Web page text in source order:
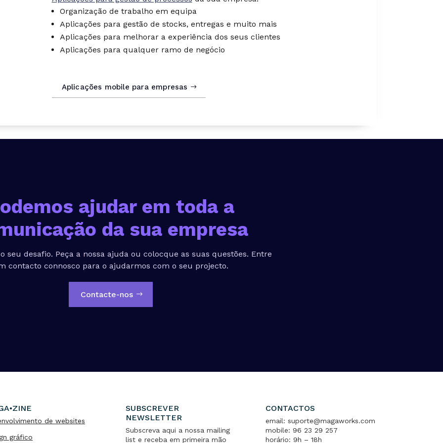
Organização de trabalho em equipa
Aplicações para gestão de stocks, entregas e muito mais
Aplicações para melhorar a experiência dos seus clientes
Aplicações para qualquer ramo de negócio
Aplicações mobile para empresas
ajudar em toda a
da sua empresa
seu desafio. Peça a nossa ajuda ou colocque as suas questões. Entre
contacto connosco para o ajudarmos com o seu projecto.
Contacte-nos
de websites
gráfico
SUBSCREVER
NEWSLETTER
Subscreva aqui a nossa mailing
list e receba em primeira mão
CONTACTOS
email: suporte@magaworks.com
mobile: 96 23 29 257
horário: 9h – 18h